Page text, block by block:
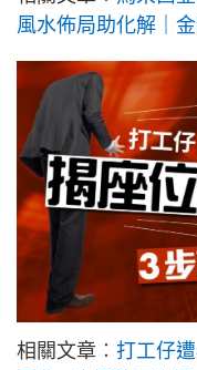
風水佈局助化解｜
相關文章︰ 打工仔